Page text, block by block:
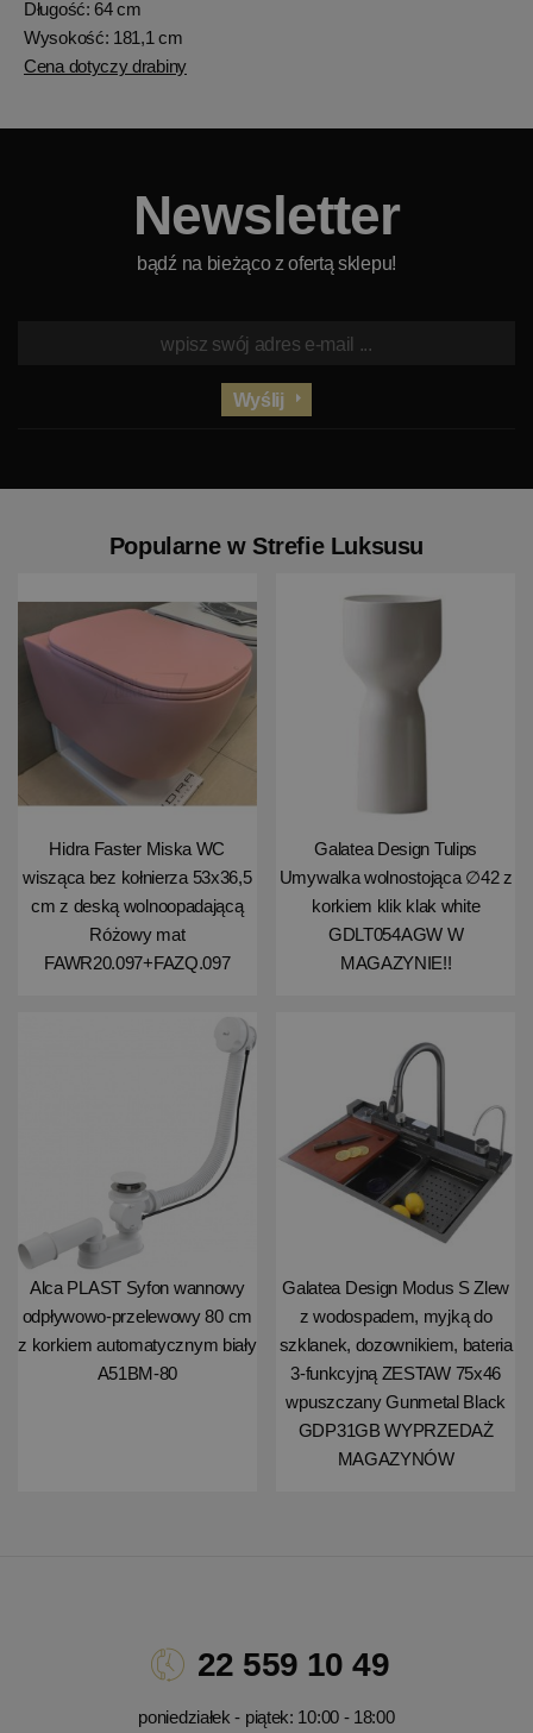
Długość: 64 cm
Wysokość: 181,1 cm
Cena dotyczy drabiny
Newsletter
bądź na bieżąco z ofertą sklepu!
Wyślij
Popularne w Strefie Luksusu
Hidra Faster Miska WC
wisząca bez kołnierza 53x36,5
cm z deską wolnoopadającą
Różowy mat
FAWR20.097+FAZQ.097
Galatea Design Tulips
Umywalka wolnostojąca ∅42 z
korkiem klik klak white
GDLT054AGW W
MAGAZYNIE!!
Alca PLAST Syfon wannowy
odpływowo-przelewowy 80 cm
z korkiem automatycznym biały
A51BM-80
Galatea Design Modus S Zlew
z wodospadem, myjką do
szklanek, dozownikiem, bateria
3-funkcyjną ZESTAW 75x46
wpuszczany Gunmetal Black
GDP31GB WYPRZEDAŻ
MAGAZYNÓW
22 559 10 49
poniedziałek - piątek: 10:00 - 18:00